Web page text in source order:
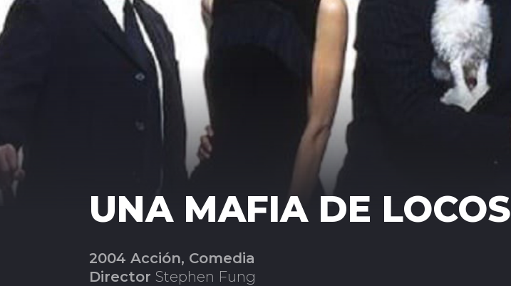
UNA MAFIA DE LOCOS
2004 Acción, Comedia
Director Stephen Fung